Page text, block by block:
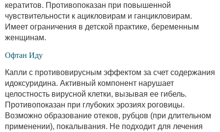
кератитов. Противопоказан при повышенной
чувствительности к ацикловирам и ганцикловирам.
Имеет ограничения в детской практике, беременным
женщинам.
Офтан Иду
Капли с противовирусным эффектом за счет содержания
идоксуридина. Активный компонент нарушает
целостность вирусной клетки, вызывая ее гибель.
Противопоказан при глубоких эрозиях роговицы.
Возможно образование отеков, рубцов (при длительном
применении), покалывания. Не подходит для лечения